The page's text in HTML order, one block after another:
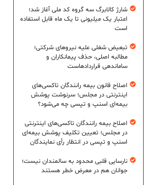
شارژ کالابرگ سه گروه کد ملی آغاز شد؛
اعتبار یک میلیونی تا یک ماه قابل استفاده
است
تبعیض شغلی علیه نیروهای شرکتی؛
مطالبه اصلی، حذف پیمانکاران و
ساماندهی قراردادهاست
اصلاح قانون بیمه رانندگان تاکسی‌های
اینترنتی در مجلس؛ سرنوشت پوشش
بیمه‌ای اسنپ و تپسی چه می‌شود؟
اصلاح بیمه رانندگان تاکسی‌های اینترنتی
در مجلس؛ تعیین تکلیف پوشش بیمه‌ای
اسنپ و تپسی در انتظار رأی نمایندگان
نارسایی قلبی محدود به سالمندان نیست؛
جوانان هم در معرض خطر هستند